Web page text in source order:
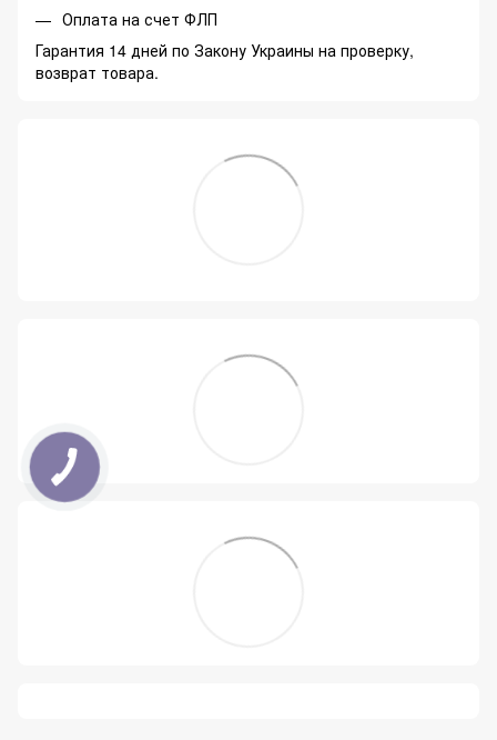
Оплата на счет ФЛП
Гарантия 14 дней по Закону Украины на проверку,
возврат товара.